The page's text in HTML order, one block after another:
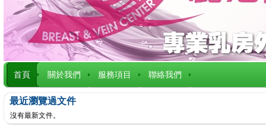
首頁 關於我們 服務項目 聯絡我們
最近瀏覽過文件
沒有最新文件。